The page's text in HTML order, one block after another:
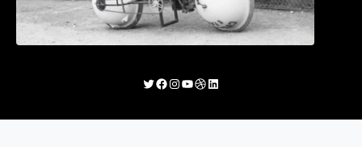
Twitter
Facebook
Instagram
YouTube
Dribbble
LinkedIn